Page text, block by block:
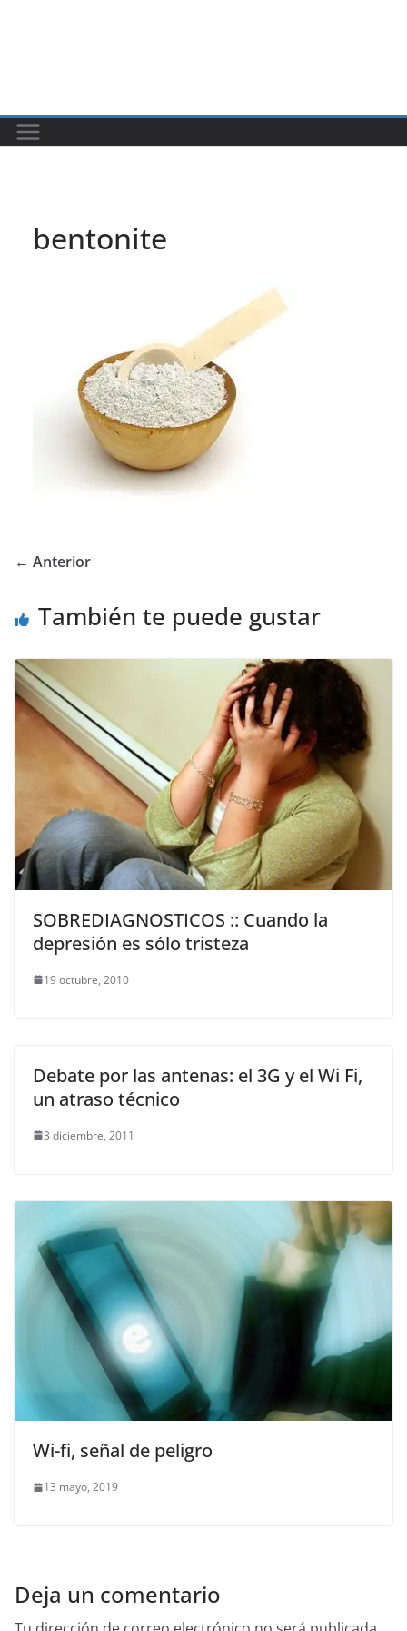
bentonite
← Anterior
También te puede gustar
SOBREDIAGNOSTICOS :: Cuando la
depresión es sólo tristeza
19 octubre, 2010
Debate por las antenas: el 3G y el Wi Fi,
un atraso técnico
3 diciembre, 2011
Wi-fi, señal de peligro
13 mayo, 2019
Deja un comentario